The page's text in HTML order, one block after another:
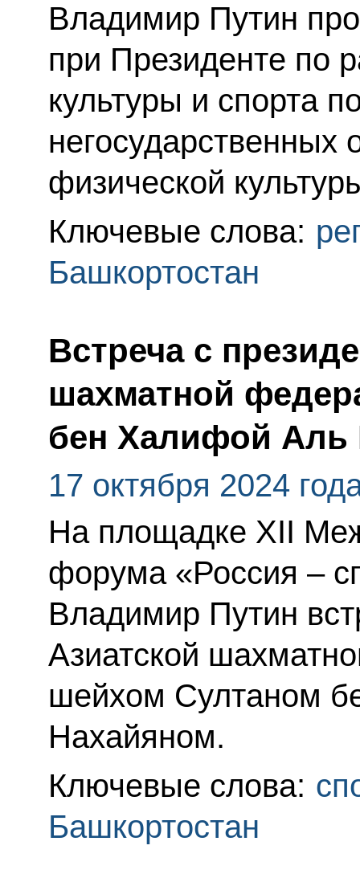
Владимир Путин
при Президенте по
культуры и спорта
негосударственных
физической
Ключевые слова:
Башкортостан
Встреча с
шахматной
бен Халифой Аль
17 октября 2024
На площадке XII
форума «Россия –
Владимир Путин
Азиатской
шейхом Султаном
Нахайяном.
Ключевые слова:
Башкортостан